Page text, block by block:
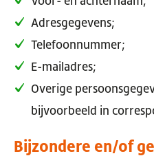
Adresgegevens;
Telefoonnummer;
E-mailadres;
Overige
bijvoorbeeld in
Bijzondere en/of